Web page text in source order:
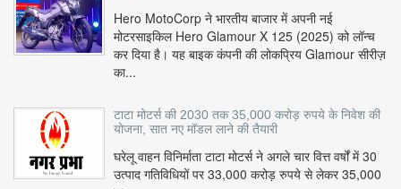
Hero MotoCorp ने भारतीय बाजार में अपनी नई
मोटरसाइकिल Hero Glamour X 125 (2025) को लॉन्च
कर दिया है। यह बाइक कंपनी की लोकप्रिय Glamour सीरीज़
का...
टाटा मोटर्स की 2030 तक 35,000 करोड़ रुपये के निवेश की
योजना, सात नए मॉडल लाने की तैयारी
घरेलू वाहन विनिर्माता टाटा मोटर्स ने अगले चार वित्त वर्षों में 30
उत्पाद गतिविधियों पर 33,000 करोड़ रुपये से लेकर 35,000